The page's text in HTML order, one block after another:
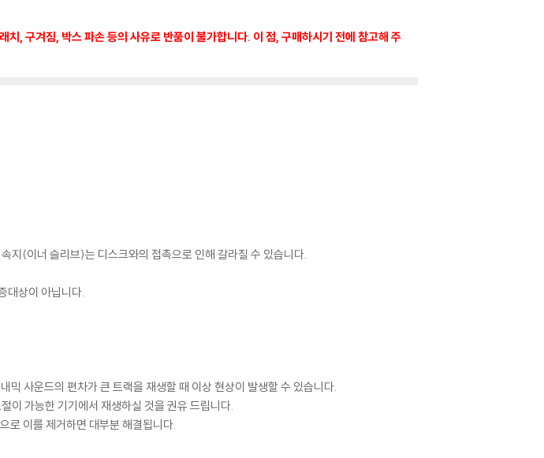
, 구겨짐, 박스 파손 등의 사유로 반품이 불가합니다. 이 점, 구매하시기 전에 참고해 주
지(이너 슬리브)는 디스크와의 접촉으로 인해 갈라질 수 있습니다.
대상이 아닙니다.
사운드의 편차가 큰 트랙을 재생할 때 이상 현상이 발생할 수 있습니다.
이 가능한 기기에서 재생하실 것을 권유 드립니다.
로 이를 제거하면 대부분 해결됩니다.